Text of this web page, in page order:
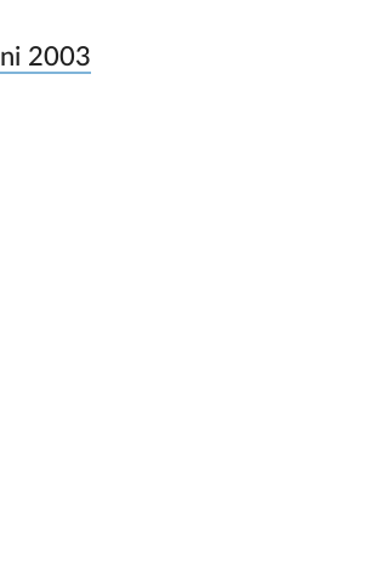
2003